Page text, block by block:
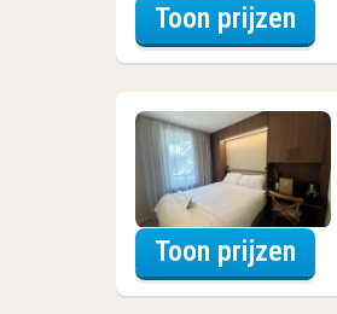
Toon prijzen
Toon prijzen